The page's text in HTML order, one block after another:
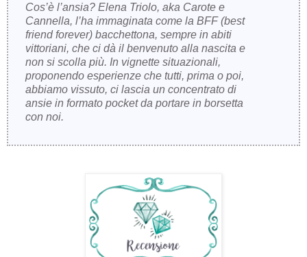
Cos’è l’ansia? Elena Triolo, aka Carote e
Cannella, l’ha immaginata come la BFF (best
friend forever) bacchettona, sempre in abiti
vittoriani, che ci dà il benvenuto alla nascita e
non si scolla più. In vignette situazionali,
proponendo esperienze che tutti, prima o poi,
abbiamo vissuto, ci lascia un concentrato di
ansie in formato pocket da portare in borsetta
con noi.